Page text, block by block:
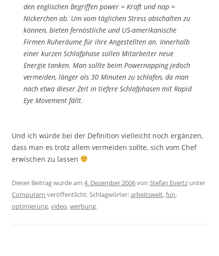
den englischen Begriffen power = Kraft und nap =
Nickerchen ab. Um vom täglichen Stress abschalten zu
können, bieten fernöstliche und US-amerikanische
Firmen Ruheräume für ihre Angestellten an. Innerhalb
einer kurzen Schlafphase sollen Mitarbeiter neue
Energie tanken. Man sollte beim Powernapping jedoch
vermeiden, länger als 30 Minuten zu schlafen, da man
nach etwa dieser Zeit in tiefere Schlafphasen mit Rapid
Eye Movement fällt.
Und ich würde bei der Definition vielleicht noch ergänzen,
dass man es trotz allem vermeiden sollte, sich vom Chef
erwischen zu lassen
Dieser Beitrag wurde am 4. Dezember 2006von Stefan Evertz unter
Computern veröffentlicht. Schlagwörter:arbeitswelt,fun,
optimierung,video,werbung.